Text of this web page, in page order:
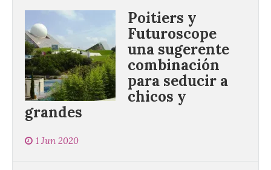
Poitiers y
Futuroscope
una sugerente
combinación
para seducir a
chicos y
grandes
1 Jun 2020